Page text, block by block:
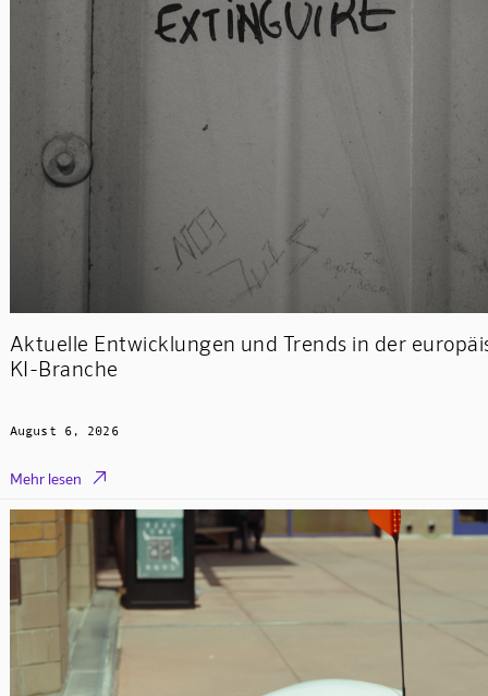
Aktuelle Entwicklungen und Trends in der
KI-Branche
August 6, 2026
Mehr lesen 